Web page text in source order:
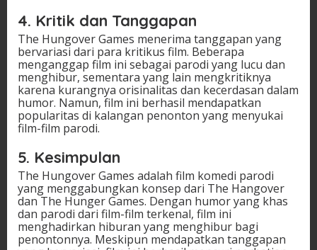
4. Kritik dan Tanggapan
The Hungover Games menerima tanggapan yang
bervariasi dari para kritikus film. Beberapa
menganggap film ini sebagai parodi yang lucu dan
menghibur, sementara yang lain mengkritiknya
karena kurangnya orisinalitas dan kecerdasan dalam
humor. Namun, film ini berhasil mendapatkan
popularitas di kalangan penonton yang menyukai
film-film parodi.
5. Kesimpulan
The Hungover Games adalah film komedi parodi
yang menggabungkan konsep dari The Hangover
dan The Hunger Games. Dengan humor yang khas
dan parodi dari film-film terkenal, film ini
menghadirkan hiburan yang menghibur bagi
penontonnya. Meskipun mendapatkan tanggapan